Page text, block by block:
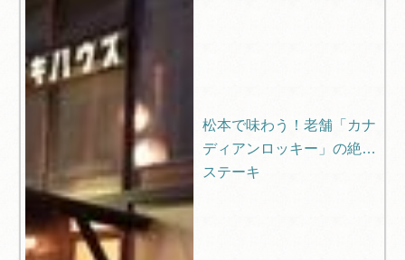
松本で味わう！老舗「カナ
ディアンロッキー」の絶品
ステーキ